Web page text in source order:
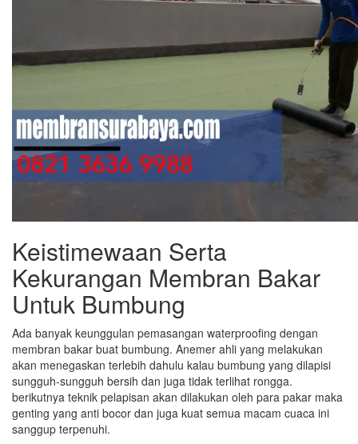
Keistimewaan Serta
Kekurangan Membran Bakar
Untuk Bumbung
Ada banyak keunggulan pemasangan waterproofing dengan
membran bakar buat bumbung. Anemer ahli yang melakukan
akan menegaskan terlebih dahulu kalau bumbung yang dilapisi
sungguh-sungguh bersih dan juga tidak terlihat rongga.
berikutnya teknik pelapisan akan dilakukan oleh para pakar maka
genting yang anti bocor dan juga kuat semua macam cuaca ini
sanggup terpenuhi.